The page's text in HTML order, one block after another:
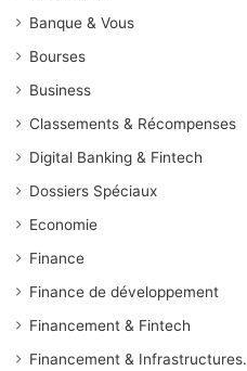
Banque & Vous
Bourses
Business
Classements & Récompenses
Digital Banking & Fintech
Dossiers Spéciaux
Economie
Finance
Finance de développement
Financement & Fintech
Financement & Infrastructures.